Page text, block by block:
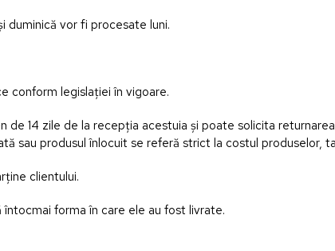
duminică vor fi procesate luni.
conform legislației în vigoare.
14 zile de la recepția acestuia și poate solicita
sau produsul înlocuit se referă strict la costul produselor,
clientului.
forma în care ele au fost livrate.